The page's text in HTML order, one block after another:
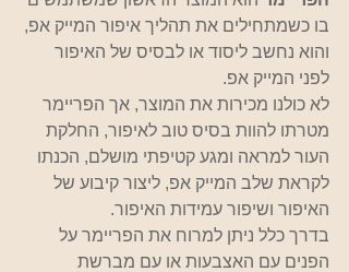
בו כשמתחילים את תהליך איפור המייק אפ,
והוא נחשב ליסוד או לבסיס של האיפור
לפני המייק אפ.
לא כולנו מכירות את המוצר, אך הפריימר
מטרתו להוות בסיס טוב לאיפור, החלקת
העור למראה ומגע קטיפתי מושלם, הכנתו
לקראת שלב המייק אפ, ליצור קיבוע של
האיפור ושיפור עמידות האיפור.
בדרך כלל ניתן למרוח את הפריימר על
הפנים עם האצבעות או עם מברשת